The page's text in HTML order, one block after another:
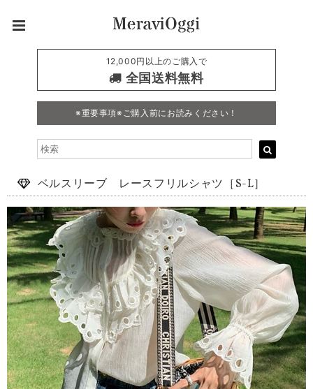
12,000円以上のご購入で
全国送料無料
※重要事項※ご購入前にお読みください！
ベルスリーブ レースフリルシャツ［S-L］